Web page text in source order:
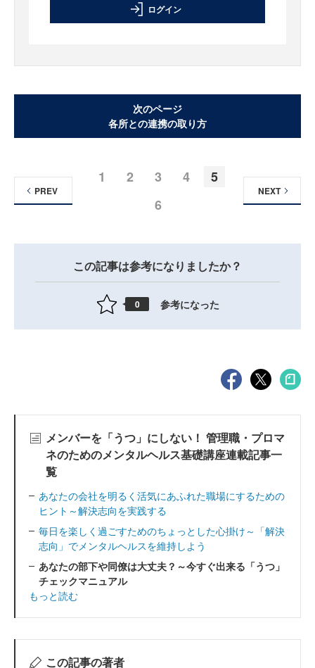
ログイン
次のページ
各所との連携の取り方
1 2 3 4
5
6
PREV NEXT
この記事は参考になりましたか？
0 参考になった
メンバーを「うつ」にしない！ 管理職・プロマ
ネのためのメンタルヘルス基礎講座連載記事一
覧
あなたの会社を明るく活気にあふれた職場にするための
ヒント～解決志向を実践する
毎日を楽しく過ごすためのちょっとした心掛け～「解決
志向」でメンタルヘルスを維持しよう
あなたの部下や同僚は大丈夫？～今すぐ出来る「うつ」
チェックマニュアル
もっと読む
この記事の著者